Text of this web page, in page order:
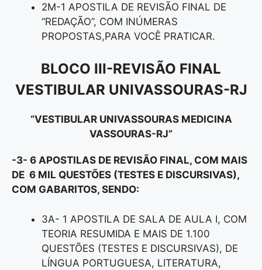
2M-1 APOSTILA DE REVISÃO FINAL DE
“REDAÇÃO”, COM INÚMERAS
PROPOSTAS,PARA VOCÊ PRATICAR.
BLOCO III-REVISÃO FINAL
VESTIBULAR UNIVASSOURAS-RJ
“VESTIBULAR UNIVASSOURAS MEDICINA
VASSOURAS-RJ”
-3- 6 APOSTILAS DE REVISÃO FINAL, COM MAIS
DE 6 MIL QUESTÕES (TESTES E DISCURSIVAS),
COM GABARITOS, SENDO:
3A- 1 APOSTILA DE SALA DE AULA I, COM
TEORIA RESUMIDA E MAIS DE 1.100
QUESTÕES (TESTES E DISCURSIVAS), DE
LÍNGUA PORTUGUESA, LITERATURA,